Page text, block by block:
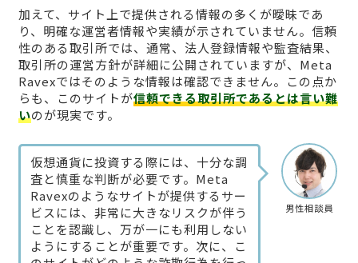
加えて、サイト上で提供される情報の多くが曖昧であ
り、明確な運営者情報や実績が示されていません。信頼
性のある取引所では、通常、法人登録情報や監査結果、
取引所の運営方針が詳細に公開されていますが、Meta
Ravexではそのような情報は確認できません。この点か
らも、このサイトが信頼できる取引所であるとは言い難
いのが現実です。
男性相談員
仮想通貨に投資する際には、十分な調
査と慎重な判断が必要です。Meta
Ravexのようなサイトが提供するサー
ビスには、非常に大きなリスクが伴う
ことを認識し、万が一にも利用しない
ようにすることが重要です。次に、こ